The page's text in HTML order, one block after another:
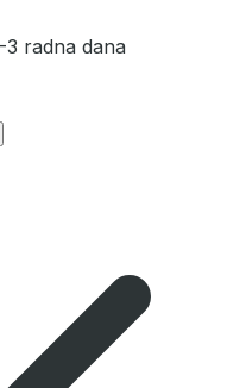
3 radna dana